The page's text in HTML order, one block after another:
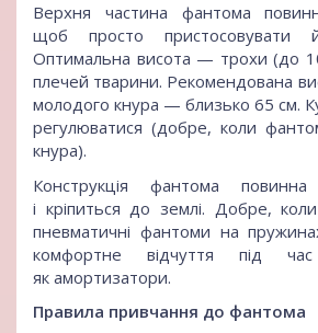
Верхня частина фантома
щоб просто пристосовувати
Оптимальна висота — трохи (до
плечей тварини. Рекомендована
молодого кнура — близько 65 см.
регулюватися (добре, коли
кнура).
Конструкція фантома
і кріпиться до землі. Добре,
пневматичні фантоми на
комфортне відчуття під
як амортизатори.
Правила привчання до фантома